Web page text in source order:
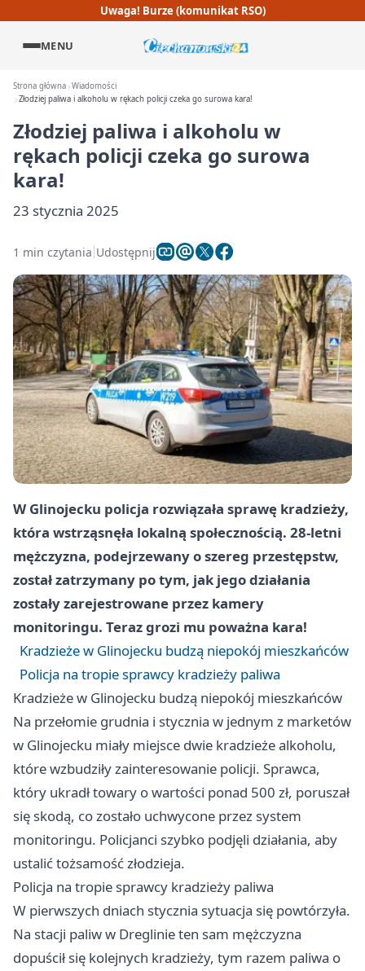
Uwaga! Burze (komunikat RSO)
MENU
Strona główna Wiadomości
Złodziej paliwa i alkoholu w rękach policji czeka go surowa kara!
Złodziej paliwa i alkoholu w
rękach policji czeka go surowa
kara!
23 stycznia 2025
1 min czytania Udostępnij
W Glinojecku policja rozwiązała sprawę kradzieży,
która wstrząsnęła lokalną społecznością. 28-letni
mężczyzna, podejrzewany o szereg przestępstw,
został zatrzymany po tym, jak jego działania
zostały zarejestrowane przez kamery
monitoringu. Teraz grozi mu poważna kara!
Kradzieże w Glinojecku budzą niepokój mieszkańców
Policja na tropie sprawcy kradzieży paliwa
Kradzieże w Glinojecku budzą niepokój mieszkańców
Na przełomie grudnia i stycznia w jednym z marketów
w Glinojecku miały miejsce dwie kradzieże alkoholu,
które wzbudziły zainteresowanie policji. Sprawca,
który ukradł towary o wartości ponad 500 zł, poruszał
się skodą, co zostało uchwycone przez system
monitoringu. Policjanci szybko podjęli działania, aby
ustalić tożsamość złodzieja.
Policja na tropie sprawcy kradzieży paliwa
W pierwszych dniach stycznia sytuacja się powtórzyła.
Na stacji paliw w Dreglinie ten sam mężczyzna
dopuścił się kolejnych kradzieży, tym razem paliwa o